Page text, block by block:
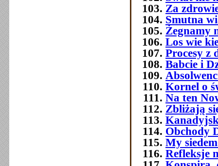
Za
Smutna
Żegnamy
Los wie
Procesy z
Babcie i
Kornel o
Na ten
Zbliżają
Obchody
My
Refleksje